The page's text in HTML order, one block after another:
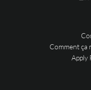
Comment ça
Apply